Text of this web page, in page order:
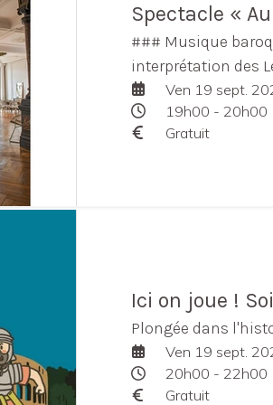
Spectacle «
### Musique
interprétation des
Ven 19 sept.
19h00 - 20h00
Gratuit
Ici on joue !
Plongée dans
Ven 19 sept.
20h00 - 22h00
Gratuit